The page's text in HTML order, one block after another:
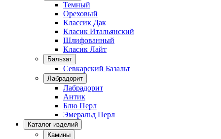
Темный
Ореховый
Классик Дак
Класик Итальянский
Шлифованный
Класик Лайт
Бальзат
Севкарский Базальт
Лабрадорит
Лабрадорит
Антик
Блю Перл
Эмеральд Перл
Каталог изделий
Камины